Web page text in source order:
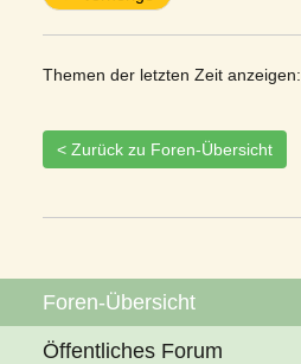
Themen der letzten Zeit anzeigen:
< Zurück zu Foren-Übersicht
Foren-Übersicht
Öffentliches Forum